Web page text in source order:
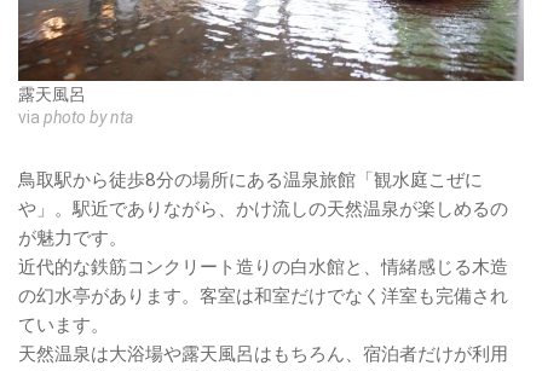
露天風呂
via photo by nta
鳥取駅から徒歩8分の場所にある温泉旅館「観水庭こぜに
や」。駅近でありながら、かけ流しの天然温泉が楽しめるの
が魅力です。
近代的な鉄筋コンクリート造りの白水館と、情緒感じる木造
の幻水亭があります。客室は和室だけでなく洋室も完備され
ています。
天然温泉は大浴場や露天風呂はもちろん、宿泊者だけが利用